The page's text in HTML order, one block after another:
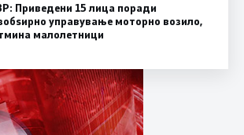
Приведени 15 лица поради
управување моторно возило,
малолетници